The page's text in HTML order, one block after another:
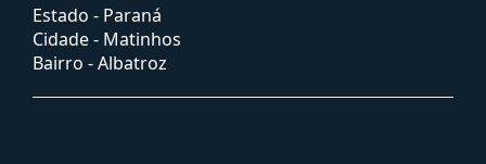
Estado - Paraná
Cidade - Matinhos
Bairro -Albatroz